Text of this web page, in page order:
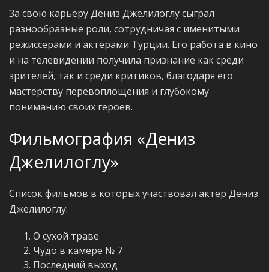
За свою карьеру Дениз Джелилоглу сыграл
разнообразные роли, сотрудничая с именитыми
режиссёрами и актёрами Турции. Его работа в кино
и на телевидении получила признание как среди
зрителей, так и среди критиков, благодаря его
мастерству перевоплощения и глубокому
пониманию своих героев.
Фильмография «Дениз
Джелилоглу»
Список фильмов в которых участвовал актер Дениз
Джелилоглу:
О сухой траве
Чудо в камере № 7
Последний выход